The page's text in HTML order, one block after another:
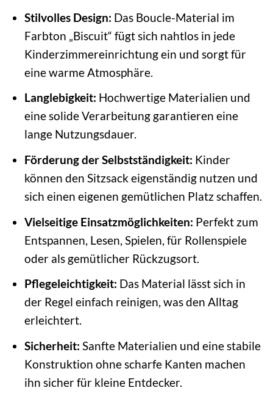
Stilvolles Design: Das Boucle-Material im
Farbton „Biscuit“ fügt sich nahtlos in jede
Kinderzimmereinrichtung ein und sorgt für
eine warme Atmosphäre.
Langlebigkeit: Hochwertige Materialien und
eine solide Verarbeitung garantieren eine
lange Nutzungsdauer.
Förderung der Selbstständigkeit: Kinder
können den Sitzsack eigenständig nutzen und
sich einen eigenen gemütlichen Platz schaffen.
Vielseitige Einsatzmöglichkeiten: Perfekt zum
Entspannen, Lesen, Spielen, für Rollenspiele
oder als gemütlicher Rückzugsort.
Pflegeleichtigkeit: Das Material lässt sich in
der Regel einfach reinigen, was den Alltag
erleichtert.
Sicherheit: Sanfte Materialien und eine stabile
Konstruktion ohne scharfe Kanten machen
ihn sicher für kleine Entdecker.